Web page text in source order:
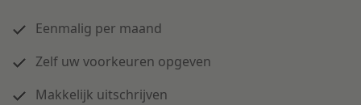
Eenmalig per maand
Zelf uw voorkeuren opgeven
Makkelijk uitschrijven